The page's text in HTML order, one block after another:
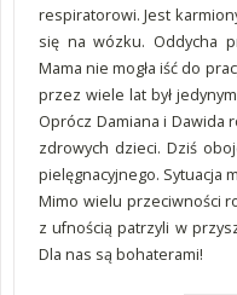
respiratorowi. Jest
się na wózku. Oddycha
Mama nie mogła iść do
przez wiele lat był jedynym
Oprócz Damiana i Dawida
zdrowych dzieci. Dziś
pielęgnacyjnego. Sytuacja
Mimo wielu przeciwności
z ufnością patrzyli w
Dla nas są bohaterami!